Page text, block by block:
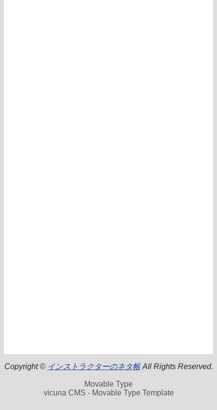
Copyright © インストラクターのネタ帳All Rights Reserved.
Movable Type
vicuna CMS - Movable Type Template